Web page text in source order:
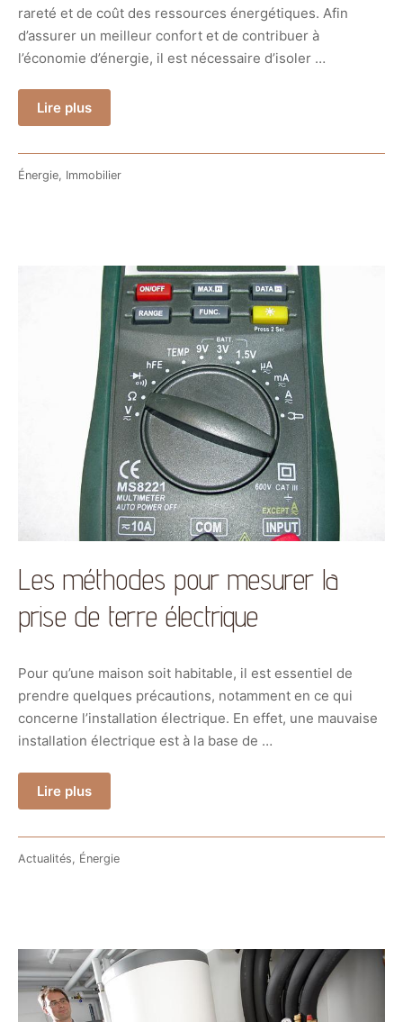
rareté et de coût des ressources énergétiques. Afin
d’assurer un meilleur confort et de contribuer à
l’économie d’énergie, il est nécessaire d’isoler …
Lire plus
Énergie, Immobilier
Les méthodes pour mesurer la
prise de terre électrique
Pour qu’une maison soit habitable, il est essentiel de
prendre quelques précautions, notamment en ce qui
concerne l’installation électrique. En effet, une mauvaise
installation électrique est à la base de …
Lire plus
Actualités, Énergie